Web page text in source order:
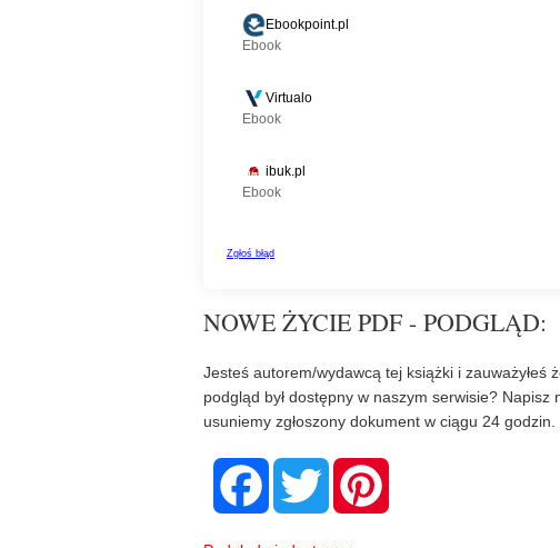
NOWE ŻYCIE PDF - PODGLĄD:
Jesteś autorem/wydawcą tej książki i zauważyłeś
podgląd był dostępny w naszym serwisie? Napisz
usuniemy zgłoszony dokument w ciągu 24 godzin.
F
T
w